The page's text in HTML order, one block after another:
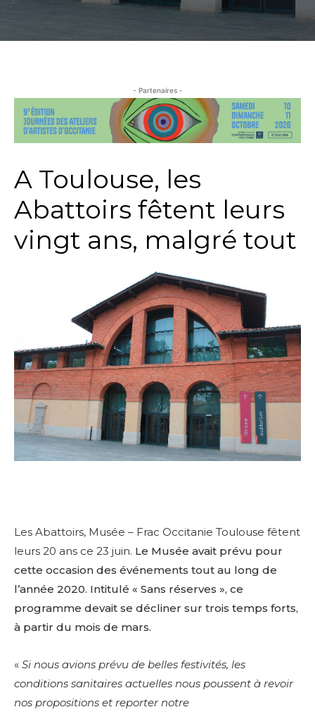
- Partenaires -
A Toulouse, les
Abattoirs fêtent leurs
vingt ans, malgré tout
Les Abattoirs, Musée – Frac Occitanie Toulouse fêtent
leurs 20 ans ce 23 juin. Le Musée avait prévu pour
cette occasion des événements tout au long de
l’année 2020. Intitulé « Sans réserves », ce
programme devait se décliner sur trois temps forts,
à partir du mois de mars.
« Si nous avions prévu de belles festivités, les
conditions sanitaires actuelles nous poussent à revoir
nos propositions et reporter notre